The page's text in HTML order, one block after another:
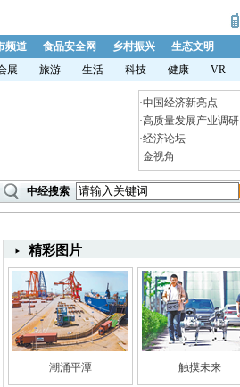
频道 食品安全网 乡村振兴
生态文明
展 旅游 生活 科技 健康 VR
·中国经济新亮点
·高质量发展产业调研
·经济论坛
·金视角
中经搜索
精彩图片
潮涌平潭 触摸未来